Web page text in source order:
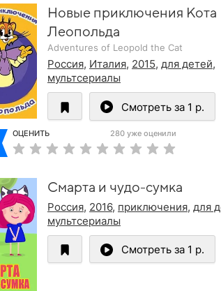
Новые приключения Кота
Леопольда
Adventures of Leopold the Cat
Россия, Италия, 2015, для детей,
мультсериалы
Смотреть за 1 р.
ОЦЕНИТЬ 280 уже оценили
Смарта и чудо-сумка
Россия, 2016, приключения, для
мультсериалы
Смотреть за 1 р.